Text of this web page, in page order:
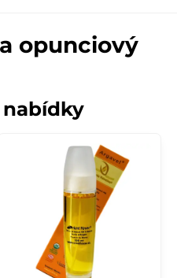
opunciový
nabídky